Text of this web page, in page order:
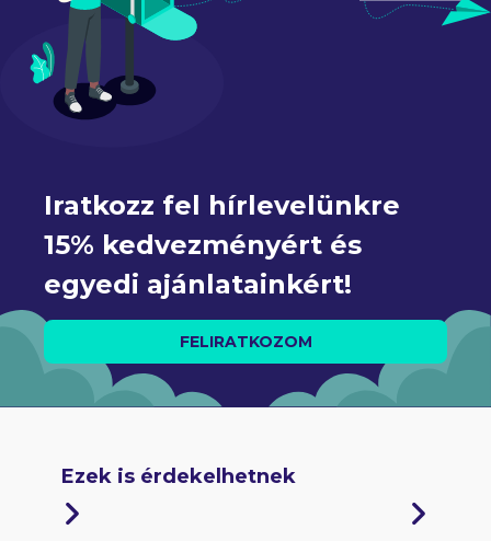
Iratkozz fel hírlevelünkre
15% kedvezményért és
egyedi ajánlatainkért!
FELIRATKOZOM
Ezek is érdekelhetnek